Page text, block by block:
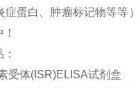
症蛋白、肿瘤标记物等等
受体(ISR)ELISA试剂盒